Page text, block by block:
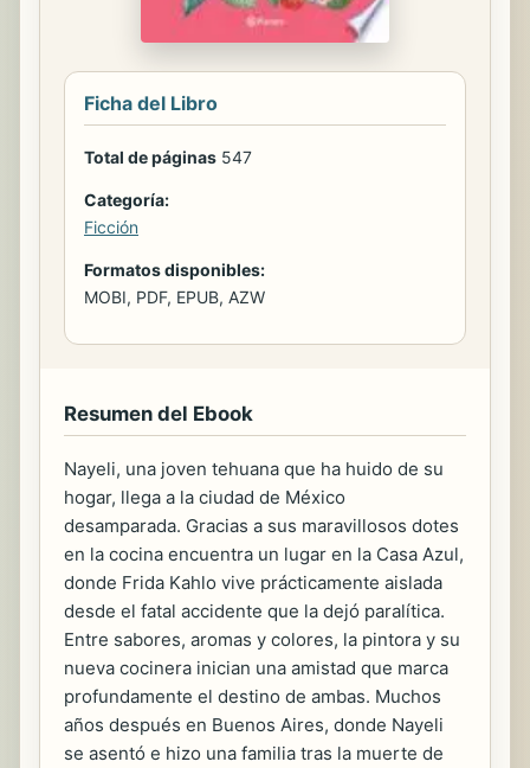
Ficha del Libro
Total de páginas 547
Categoría:
Ficción
Formatos disponibles:
MOBI, PDF, EPUB, AZW
Resumen del Ebook
Nayeli, una joven tehuana que ha huido de su
hogar, llega a la ciudad de México
desamparada. Gracias a sus maravillosos dotes
en la cocina encuentra un lugar en la Casa Azul,
donde Frida Kahlo vive prácticamente aislada
desde el fatal accidente que la dejó paralítica.
Entre sabores, aromas y colores, la pintora y su
nueva cocinera inician una amistad que marca
profundamente el destino de ambas. Muchos
años después en Buenos Aires, donde Nayeli
se asentó e hizo una familia tras la muerte de